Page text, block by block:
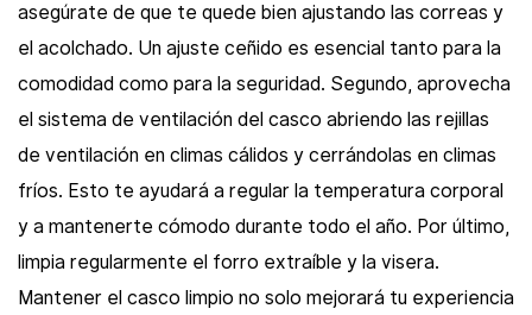
asegúrate de que te quede bien ajustando las correas y
el acolchado. Un ajuste ceñido es esencial tanto para la
comodidad como para la seguridad. Segundo, aprovecha
el sistema de ventilación del casco abriendo las rejillas
de ventilación en climas cálidos y cerrándolas en climas
fríos. Esto te ayudará a regular la temperatura corporal
y a mantenerte cómodo durante todo el año. Por último,
limpia regularmente el forro extraíble y la visera.
Mantener el casco limpio no solo mejorará tu experiencia